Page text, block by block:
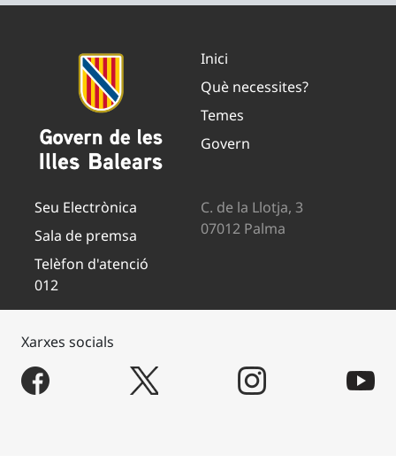
Inici
Què necessites?
Temes
Govern
Seu Electrònica
Sala de premsa
Telèfon d'atenció
012
C. de la Llotja, 3
07012 Palma
Xarxes socials